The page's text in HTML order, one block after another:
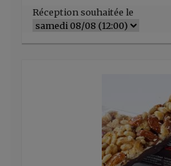
Réception souhaitée le